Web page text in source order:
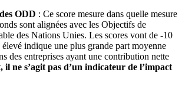
ODD : Ce score mesure dans quelle mesure
sont alignées avec les Objectifs de
des Nations Unies. Les scores vont de -10
indique une plus grande part moyenne
des entreprises ayant une contribution nette
il ne s’agit pas d’un indicateur de l’impact